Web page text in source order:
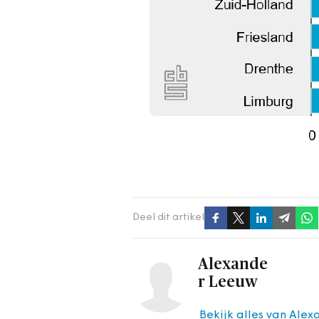
Deel dit artikel
Alexande
r Leeuw
Bekijk alles van